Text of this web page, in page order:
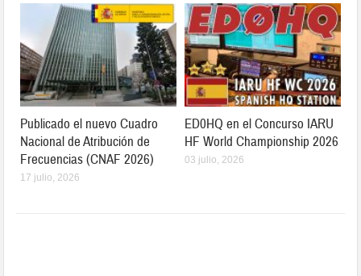
Publicado el nuevo Cuadro
Nacional de Atribución de
Frecuencias (CNAF 2026)
17 julio, 2026
ED0HQ en el Concurso IARU
HF World Championship 2026
03 julio, 2026